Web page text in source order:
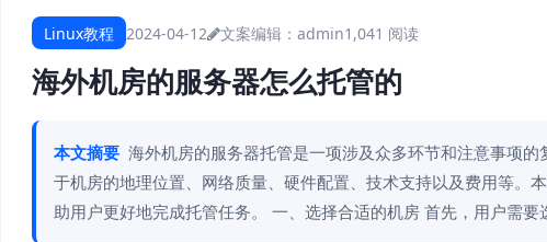
Linux教程 2024-04-12 文案编辑：admin1,041 阅读
海外机房的服务器怎么托管的
本文摘要 海外机房的服务器托管是一项涉及众多环节和注意事项
于机房的地理位置、网络质量、硬件配置、技术支持以及费用等。
助用户更好地完成托管任务。 一、选择合适的机房 首先，用户需